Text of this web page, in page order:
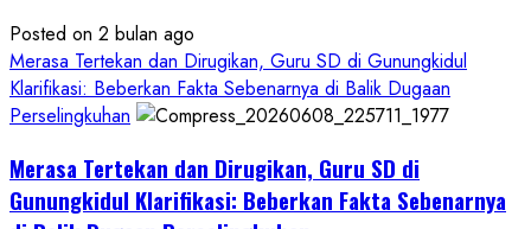
Posted on 2 bulan ago
Merasa Tertekan dan Dirugikan, Guru SD di Gunungkidul
Klarifikasi: Beberkan Fakta Sebenarnya di Balik Dugaan
Perselingkuhan
Merasa Tertekan dan Dirugikan, Guru SD di
Gunungkidul Klarifikasi: Beberkan Fakta Sebenarnya